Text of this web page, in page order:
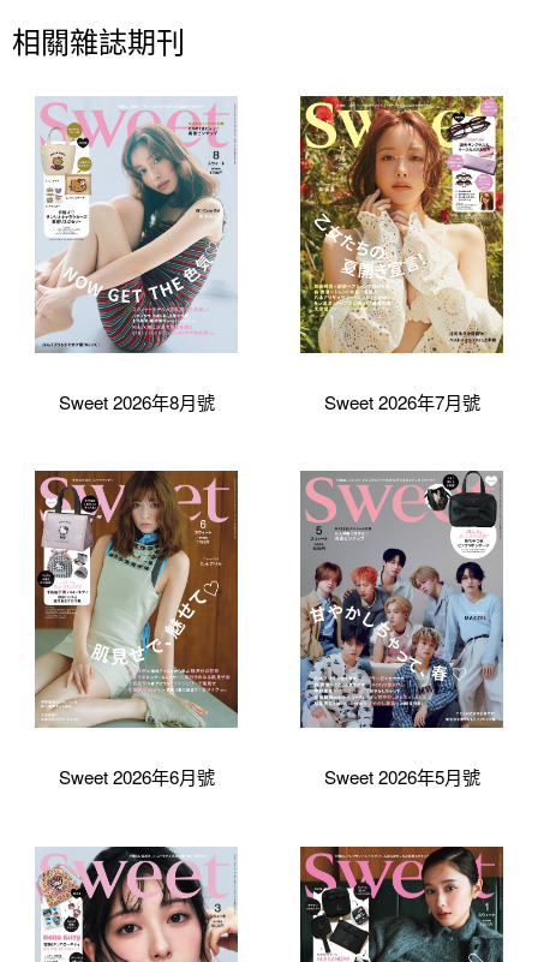
相關雜誌期刊
Sweet 2026年8月號 Sweet 2026年7月號
Sweet 2026年6月號 Sweet 2026年5月號